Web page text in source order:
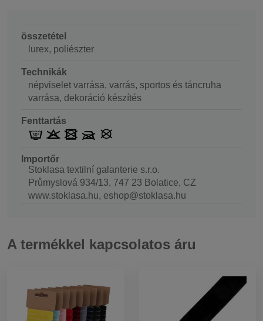
összetétel
lurex, poliészter
Technikák
népviselet varrása, varrás, sportos és táncruha
varrása, dekoráció készítés
Fenttartás
Importőr
Stoklasa textilní galanterie s.r.o.
Průmyslová 934/13, 747 23 Bolatice, CZ
www.stoklasa.hu, eshop@stoklasa.hu
A termékkel kapcsolatos áru